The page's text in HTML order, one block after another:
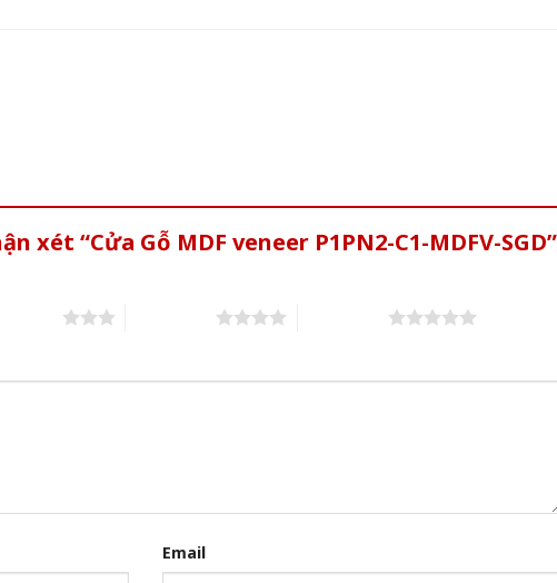
xét “Cửa Gỗ MDF veneer P1PN2-C1-MDFV-SGD”
Email